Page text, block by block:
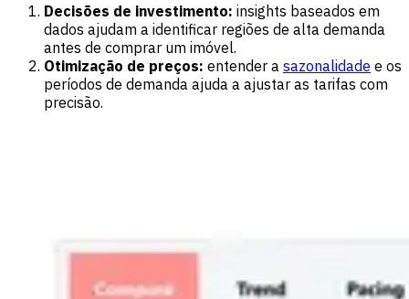
Decisões de investimento: insights baseados em
dados ajudam a identificar regiões de alta demanda
antes de comprar um imóvel.
Otimização de preços: entender a sazonalidade e os
períodos de demanda ajuda a ajustar as tarifas com
precisão.